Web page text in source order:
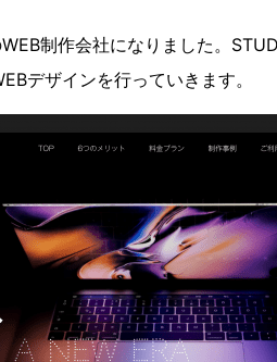
制作会社になりました。
デザインを行っていきます。